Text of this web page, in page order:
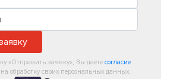
«Отправить заявку», Вы даете согласие
на обработку своих персональных данных.